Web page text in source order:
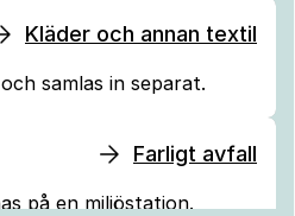
Kläder och annan textil
samlas in separat.
Farligt avfall
på en miljöstation.